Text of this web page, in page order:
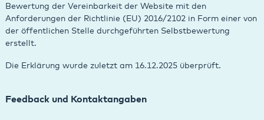
Bewertung der Vereinbarkeit der Website mit den
Anforderungen der Richtlinie (EU) 2016/2102 in Form einer von
der öffentlichen Stelle durchgeführten Selbstbewertung
erstellt.
Die Erklärung wurde zuletzt am 16.12.2025 überprüft.
Feedback und Kontaktangaben